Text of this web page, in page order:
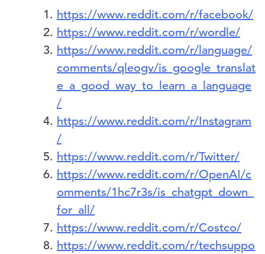
https://www.reddit.com/r/facebook/
https://www.reddit.com/r/wordle/
https://www.reddit.com/r/language/
comments/qleogv/is_google_translat
e_a_good_way_to_learn_a_language
/
https://www.reddit.com/r/Instagram
/
https://www.reddit.com/r/Twitter/
https://www.reddit.com/r/OpenAI/c
omments/1hc7r3s/is_chatgpt_down_
for_all/
https://www.reddit.com/r/Costco/
https://www.reddit.com/r/techsuppo